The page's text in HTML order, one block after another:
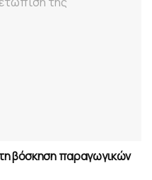
βόσκηση παραγωγικών